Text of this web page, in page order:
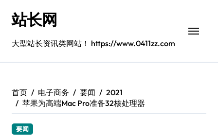
站长网
大型站长资讯类网站！ https://www.0411zz.com
首页 电子商务 要闻
2021
苹果为高端Mac Pro准备32核处理器
要闻